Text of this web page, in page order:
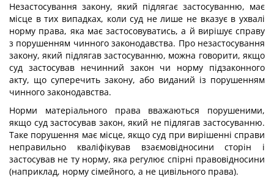
Незастосування закону, який підлягає застосуванню, має
місце в тих випадках, коли суд не лише не вказує в ухвалі
норму права, яка має застосовуватись, а й вирішує справу
з порушенням чинного законодавства. Про незастосування
закону, який підлягав застосуванню, можна говорити, якщо
суд застосував нечинний закон чи норму підзаконного
акту, що суперечить закону, або виданий із порушенням
чинного законодавства.
Норми матеріального права вважаються порушеними,
якщо суд застосував закон, який не підлягав застосуванню.
Таке порушення має місце, якщо суд при вирішенні справи
неправильно кваліфікував взаємовідносини сторін і
застосував не ту норму, яка регулює спірні правовідносини
(наприклад, норму сімейного, а не цивільного права).